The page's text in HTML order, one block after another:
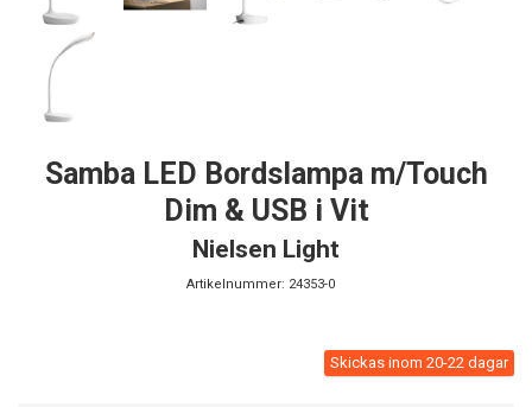
Samba LED Bordslampa m/Touch
Dim & USB i Vit
Nielsen Light
Artikelnummer: 24353-0
Skickas inom 20-22 dagar